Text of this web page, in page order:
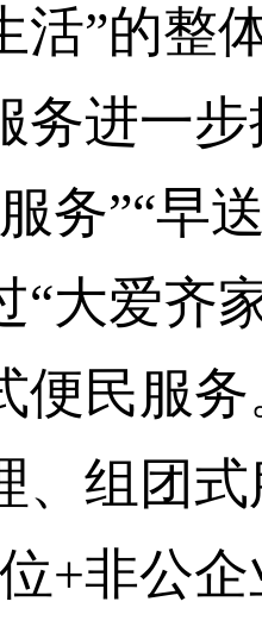
活”的整
务进一
务”“早
“大爱齐
便民服
、组团
+非公